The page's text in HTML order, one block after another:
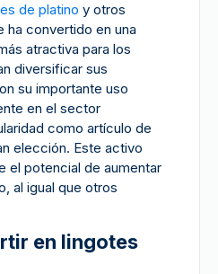
de platino y otros
convertido en una
atractiva para los
diversificar sus
su importante uso
en el sector
como artículo de
elección. Este activo
el potencial de aumentar
al igual que otros
en lingotes